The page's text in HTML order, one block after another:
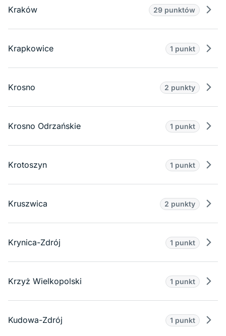
Kraków 29 punktów
Krapkowice 1 punkt
Krosno 2 punkty
Krosno Odrzańskie 1 punkt
Krotoszyn 1 punkt
Kruszwica 2 punkty
Krynica-Zdrój 1 punkt
Krzyż Wielkopolski 1 punkt
Kudowa-Zdrój 1 punkt